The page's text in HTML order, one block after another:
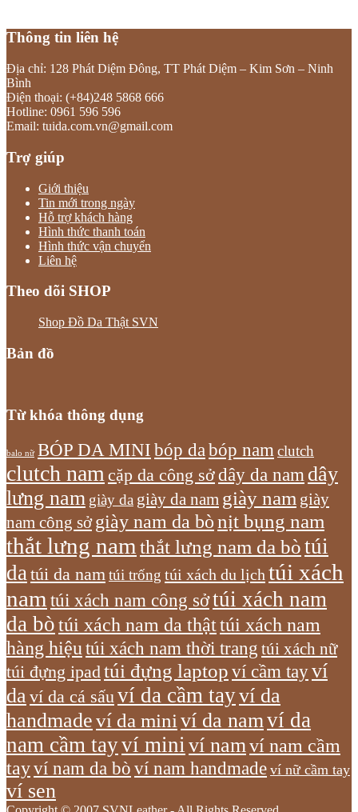
Thông tin liên hệ
Địa chỉ: 128 Phát Diệm Đông, TT Phát Diệm – Kim Sơn – Ninh
Bình
Điện thoại: (+84)248 5868 666
Hotline: 0961 596 596
Email: tuida.com.vn@gmail.com
Trợ giúp
Giới thiệu
Tin mới trong ngày
Hỗ trợ khách hàng
Hình thức thanh toán
Hình thức vận chuyển
Liên hệ
Theo dõi SHOP
Shop Đồ Da Thật SVN
Bản đồ
Từ khóa thông dụng
balo nữ BÓP DA MINI bóp da bóp nam clutch
clutch nam cặp da công sởdây da nam dây
lưng nam giày da giày da nam giày nam giày
nam công sở giày nam da bònịt bụng nam
thắt lưng nam thắt lưng nam da bòtúi
da túi da namtúi trống túi xách du lịch túi xách
nam túi xách nam công sởtúi xách nam
da bòtúi xách nam da thậttúi xách nam
hàng hiệu túi xách nam thời trang túi xách nữ
túi đựng ipadtúi đựng laptop ví cầm tayví
da ví da cá sấu ví da cầm tayví da
handmadeví da mini ví da namví da
nam cầm tayví mini ví namví nam cầm
tayví nam da bò ví nam handmade ví nữ cầm tay
ví sen